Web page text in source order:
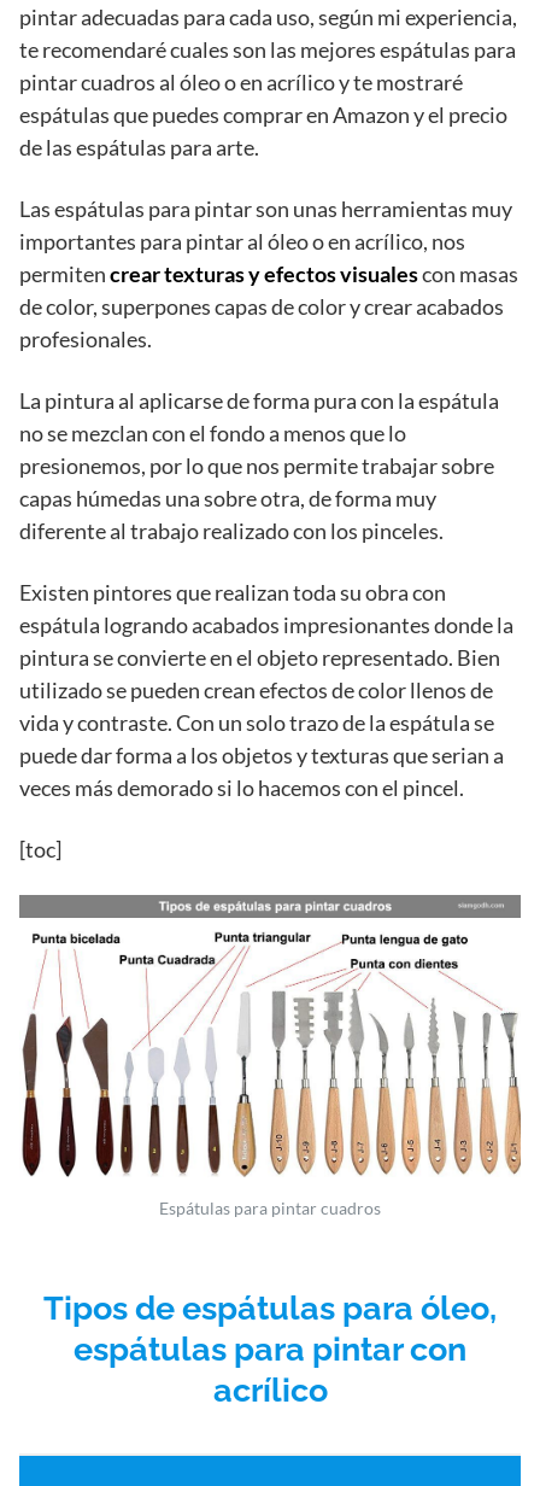
pintar adecuadas para cada uso, según mi experiencia,
te recomendaré cuales son las mejores espátulas para
pintar cuadros al óleo o en acrílico y te mostraré
espátulas que puedes comprar en Amazon y el precio
de las espátulas para arte.
Las espátulas para pintar son unas herramientas muy
importantes para pintar al óleo o en acrílico, nos
permitencrear texturas y efectos visualescon masas
de color, superpones capas de color y crear acabados
profesionales.
La pintura al aplicarse de forma pura con la espátula
no se mezclan con el fondo a menos que lo
presionemos, por lo que nos permite trabajar sobre
capas húmedas una sobre otra, de forma muy
diferente al trabajo realizado con los pinceles.
Existen pintores que realizan toda su obra con
espátula logrando acabados impresionantes donde la
pintura se convierte en el objeto representado. Bien
utilizado se pueden crean efectos de color llenos de
vida y contraste. Con un solo trazo de la espátula se
puede dar forma a los objetos y texturas que serian a
veces más demorado si lo hacemos con el pincel.
[toc]
Espátulas para pintar cuadros
Tipos de espátulas para óleo,
espátulas para pintar con
acrílico